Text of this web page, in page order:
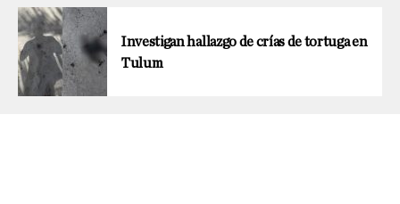
Investigan hallazgo de crías de tortuga en
Tulum